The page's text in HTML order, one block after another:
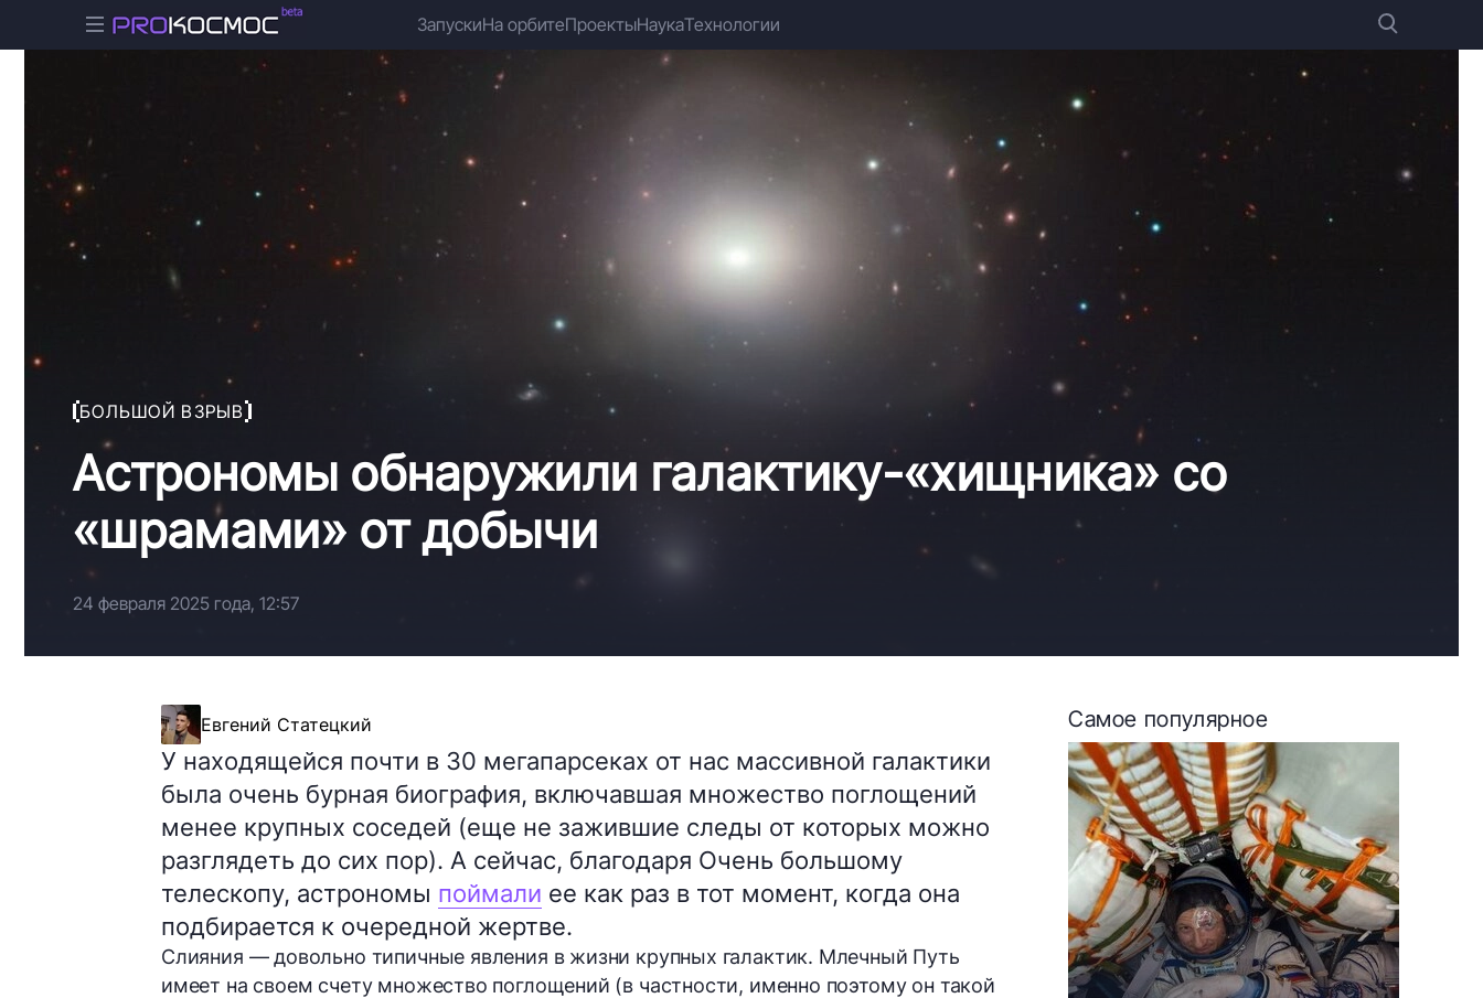
ЗапускиНа орбитеПроектыНаукаТехнологии
БОЛЬШОЙ ВЗРЫВ
Астрономы обнаружили галактику-«хищника» со
«шрамами» от добычи
24 февраля 2025 года, 12:57
Евгений Статецкий
У находящейся почти в 30 мегапарсеках от нас массивной галактики
была очень бурная биография, включавшая множество поглощений
менее крупных соседей (еще не зажившие следы от которых можно
разглядеть до сих пор). А сейчас, благодаря Очень большому
телескопу, астрономы поймали ее как раз в тот момент, когда она
подбирается к очередной жертве.
Слияния — довольно типичные явления в жизни крупных галактик. Млечный Путь
имеет на своем счету множество поглощений (в частности, именно поэтому он такой
Самое популярное